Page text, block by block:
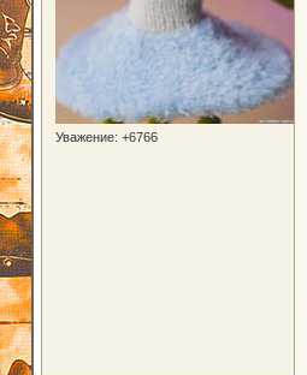
Уважение: +6766